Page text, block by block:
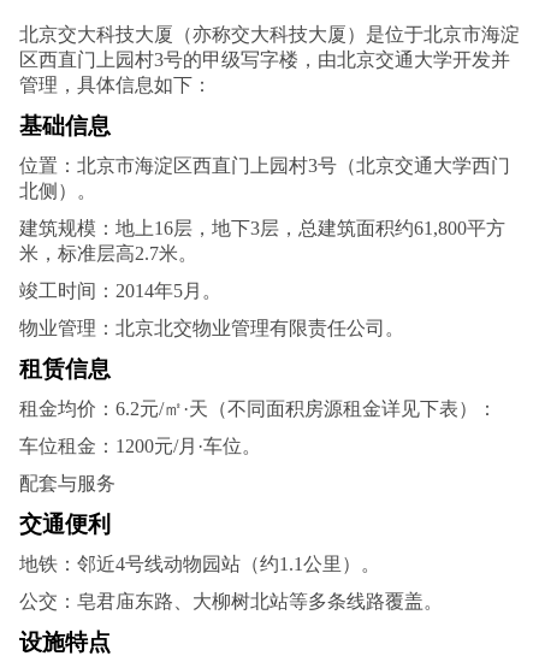
北京交大科技大厦（亦称交大科技大厦）是位于北京市海淀
区西直门上园村3号的甲级写字楼‌，由北京交通大学开发并
管理，具体信息如下：
基础信息
位置‌：北京市海淀区西直门上园村3号（北京交通大学西门
北侧）‌。
建筑规模‌：地上16层，地下3层，总建筑面积约61,800平方
米，标准层高2.7米‌。
竣工时间‌：2014年5月‌。
物业管理‌：北京北交物业管理有限责任公司‌。
租赁信息
租金均价‌：6.2元/㎡·天（不同面积房源租金详见下表）‌：
车位租金‌：1200元/月·车位‌。
配套与服务
交通便利‌
地铁：邻近4号线动物园站（约1.1公里）‌。
公交：皂君庙东路、大柳树北站等多条线路覆盖‌。
设施特点‌